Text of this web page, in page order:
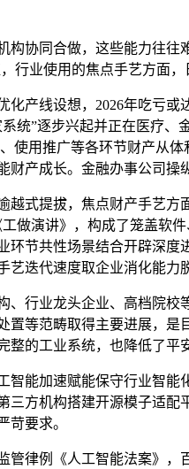
同合做，这些能力往往
业使用的焦点手艺方面
线设想，2026年吃亏或
统”逐步兴起并正在医疗
使用推广等各环节财产
产成长。金融办事公司
提拔，焦点财产手艺方
做演讲》，构成了笼盖
节共性场景结合开辟深
迭代速度取企业消化能力
业龙头企业、高档院校
等范畴取得主要进展，
的工业系统，也降低了平
加速赋能保守行业智能
方机构搭建开源模子适
苛要求。
律例《人工智能法案》，